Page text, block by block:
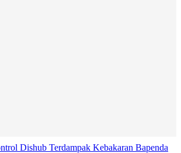
Dishub Terdampak Kebakaran Bapenda